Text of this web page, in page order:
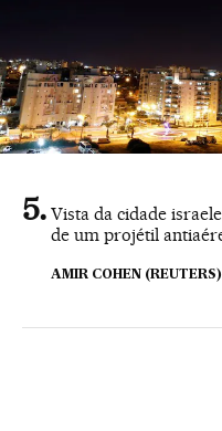
Vista da cidade
de um projétil
AMIR COHEN (REUTERS)